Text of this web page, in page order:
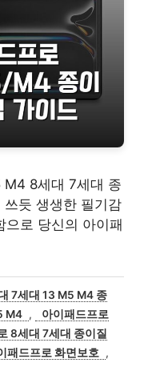
M4 8세대 7세대 종
듯 생생한 필기감
으로 당신의 아이패
7세대 13 M5 M4 종
M4 ,
아이패드프로
8세대 7세대 종이질
패드프로 화면보호
,